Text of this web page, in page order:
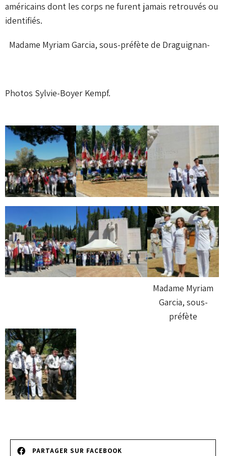
américains dont les corps ne furent jamais retrouvés ou
identifiés.
Madame Myriam Garcia, sous-préfète de Draguignan-
Photos Sylvie-Boyer Kempf.
Madame Myriam
Garcia, sous-
préfète
PARTAGER SUR FACEBOOK